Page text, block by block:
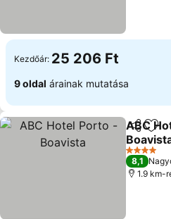
Kezdőár: 25 206 Ft
9 oldal árainak mutatása
ABC
4 Kategória
8,1
1.9 km-